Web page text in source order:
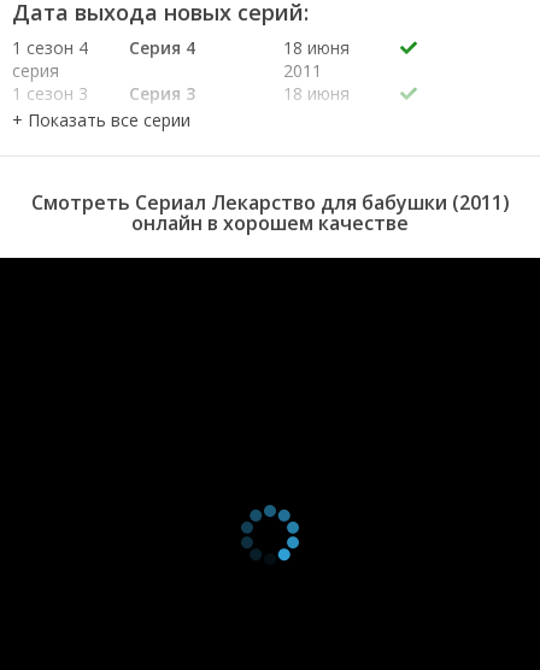
Дата выхода новых серий:
1 сезон 4
серия
Серия 4
18 июня
2011
1 сезон 3
серия
Серия 3
18 июня
серия
Серия 2
2011
серия
2011
Смотреть Сериал Лекарство для бабушки (2011)
онлайн в хорошем качестве